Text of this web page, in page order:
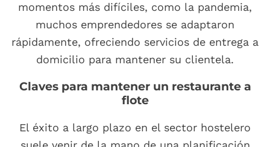
momentos más difíciles, como la pandemia,
muchos emprendedores se adaptaron
rápidamente, ofreciendo servicios de entrega a
domicilio para mantener su clientela.
Claves para mantener un restaurante a
flote
El éxito a largo plazo en el sector hostelero